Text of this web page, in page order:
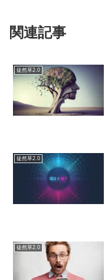
関連記事
徒然草2.0
徒然草2.0
徒然草2.0